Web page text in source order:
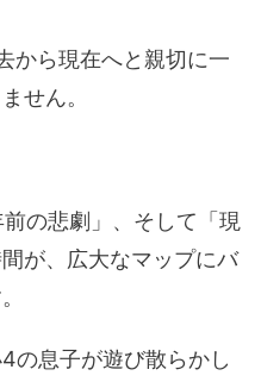
から現在へと親切に一
せん。
前の悲劇」、そして「現
が、広大なマップにバ
の息子が遊び散らかし